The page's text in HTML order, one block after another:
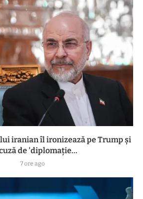
iranian îl ironizează pe Trump și
de 'diplomație...
7 ore ago